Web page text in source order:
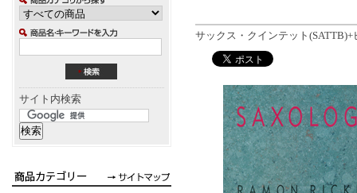
サイト内検索
サックス・クインテット